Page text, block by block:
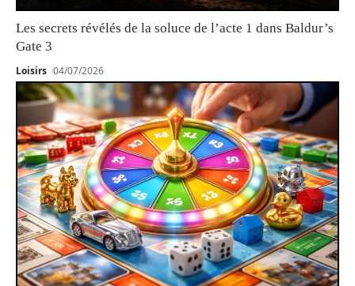
Les secrets révélés de la soluce de l’acte 1 dans Baldur’s
Gate 3
Loisirs 04/07/2026